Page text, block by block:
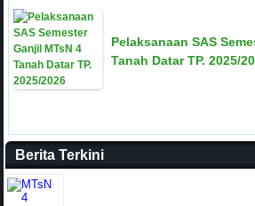
Pelaksanaan SAS
Tanah Datar TP. 2025/
Berita Terkini